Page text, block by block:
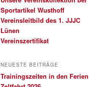
Sportartikel Wusthoff
Vereinsleitbild des 1. JJJC
Lünen
Vereinszertifikat
NEUESTE BEITRÄGE
Trainingszeiten in den Ferien